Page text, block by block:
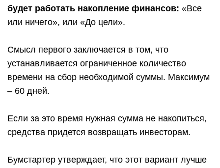
будет работать накопление финансов: «Все
или ничего», или «До цели».
Смысл первого заключается в том, что
устанавливается ограниченное количество
времени на сбор необходимой суммы. Максимум
– 60 дней.
Если за это время нужная сумма не накопиться,
средства придется возвращать инвесторам.
Бумстартер утверждает, что этот вариант лучше